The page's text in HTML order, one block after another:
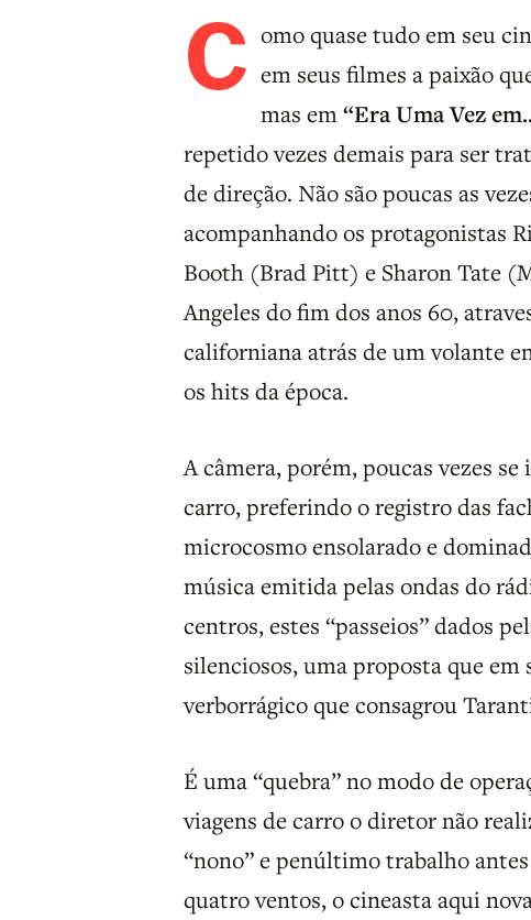
C omo quase tudo em seu
em seus filmes a paixão
mas em“Era Uma Vez
repetido vezes demais para ser
de direção. Não são poucas as
acompanhando os protagonistas
Booth (Brad Pitt) e Sharon Tate
Angeles do fim dos anos 60,
californiana atrás de um volante
os hits da época.
A câmera, porém, poucas vezes
carro, preferindo o registro das
microcosmo ensolarado e
música emitida pelas ondas do
centros, estes “passeios” dados
silenciosos, uma proposta que
verborrágico que consagrou
É uma “quebra” no modo de
viagens de carro o diretor não
“nono” e penúltimo trabalho
quatro ventos, o cineasta aqui